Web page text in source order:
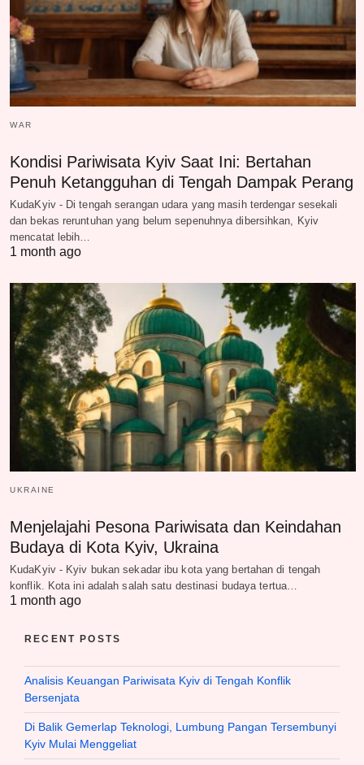
WAR
Kondisi Pariwisata Kyiv Saat Ini: Bertahan
Penuh Ketangguhan di Tengah Dampak Perang
KudaKyiv - Di tengah serangan udara yang masih terdengar sesekali
dan bekas reruntuhan yang belum sepenuhnya dibersihkan, Kyiv
mencatat lebih…
1 month ago
UKRAINE
Menjelajahi Pesona Pariwisata dan Keindahan
Budaya di Kota Kyiv, Ukraina
KudaKyiv - Kyiv bukan sekadar ibu kota yang bertahan di tengah
konflik. Kota ini adalah salah satu destinasi budaya tertua…
1 month ago
RECENT POSTS
Analisis Keuangan Pariwisata Kyiv di Tengah Konflik
Bersenjata
Di Balik Gemerlap Teknologi, Lumbung Pangan Tersembunyi
Kyiv Mulai Menggeliat